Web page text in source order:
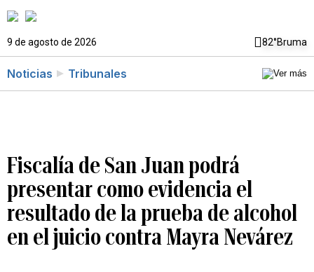
9 de agosto de 2026 82°Bruma
Noticias Tribunales
Fiscalía de San Juan podrá
presentar como evidencia el
resultado de la prueba de alcohol
en el juicio contra Mayra Nevárez